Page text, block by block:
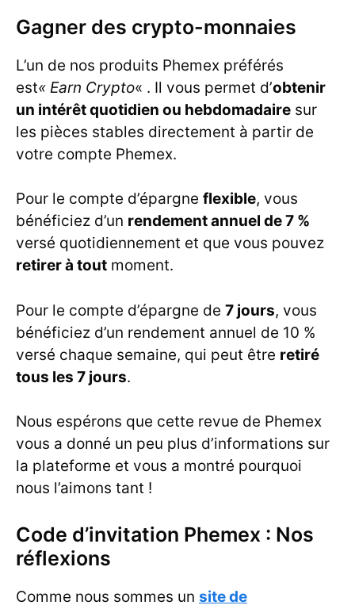
Gagner des crypto-monnaies
L’un de nos produits Phemex préférés
est« Earn Crypto« . Il vous permet d’obtenir
un intérêt quotidien ou hebdomadaire sur
les pièces stables directement à partir de
votre compte Phemex.
Pour le compte d’épargne flexible, vous
bénéficiez d’un rendement annuel de 7 %
versé quotidiennement et que vous pouvez
retirer à tout moment.
Pour le compte d’épargne de 7 jours, vous
bénéficiez d’un rendement annuel de 10 %
versé chaque semaine, qui peut être retiré
tous les 7 jours.
Nous espérons que cette revue de Phemex
vous a donné un peu plus d’informations sur
la plateforme et vous a montré pourquoi
nous l’aimons tant !
Code d’invitation Phemex : Nos
réflexions
Comme nous sommes un site de